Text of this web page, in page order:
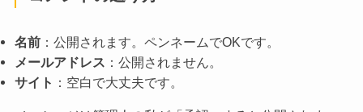
名前：公開されます。ペンネームでOKです。
メールアドレス ：公開されません。
サイト ：空白で大丈夫です。